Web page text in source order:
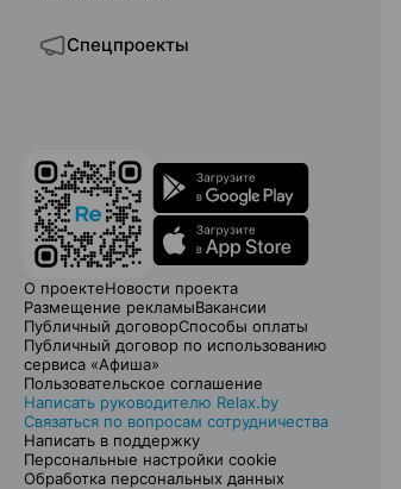
Спецпроекты
О проектеНовости проекта
Размещение рекламыВакансии
Публичный договорСпособы оплаты
Публичный договор по использованию
сервиса «Афиша»
Пользовательское соглашение
Написать руководителю Relax.by
Связаться по вопросам сотрудничества
Написать в поддержку
Персональные настройки cookie
Обработка персональных данных